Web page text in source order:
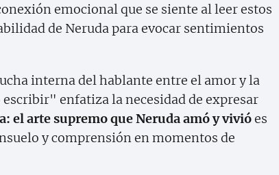
emocional que se siente al leer estos
de Neruda para evocar sentimientos
interna del hablante entre el amor y la
enfatiza la necesidad de expresar
el arte supremo que Neruda amó y vivióes
y comprensión en momentos de